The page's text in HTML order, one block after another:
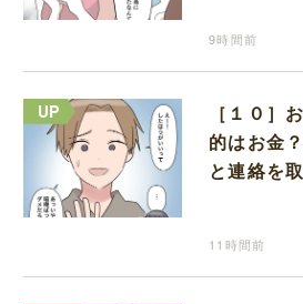
9時間前
［１０］
的はお金
と連絡を
11時間前